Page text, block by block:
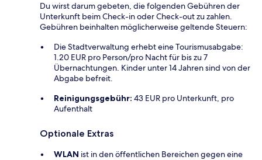
Du wirst darum gebeten, die folgenden Gebühren der
Unterkunft beim Check-in oder Check-out zu zahlen.
Gebühren beinhalten möglicherweise geltende Steuern:
Die Stadtverwaltung erhebt eine Tourismusabgabe:
1.20 EUR pro Person/pro Nacht für bis zu 7
Übernachtungen. Kinder unter 14 Jahren sind von der
Abgabe befreit.
Reinigungsgebühr: 43 EUR pro Unterkunft, pro
Aufenthalt
Optionale Extras
WLAN ist in den öffentlichen Bereichen gegen eine